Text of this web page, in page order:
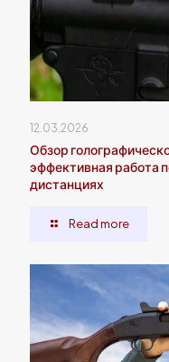
12.03.2026
Обзор
эффективная работа
дистанциях
Read more